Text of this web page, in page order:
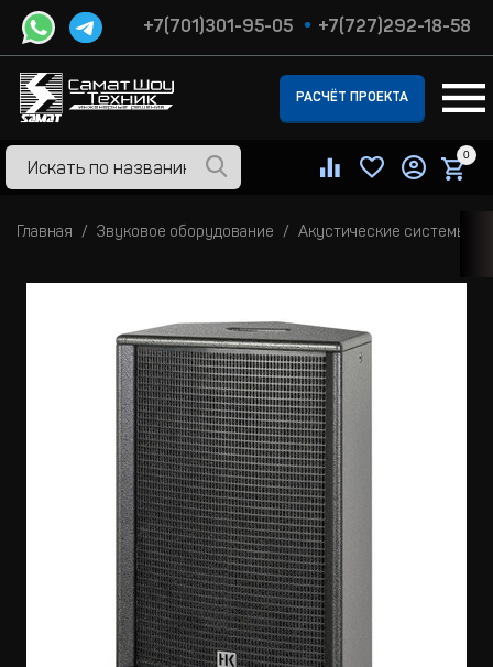
+7(701)301-95-05 +7(727)292-18-58
РАСЧЁТ ПРОЕКТА
0
Главная Звуковое оборудование Акустические системы